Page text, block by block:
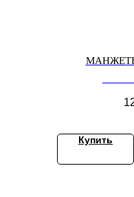
Купить